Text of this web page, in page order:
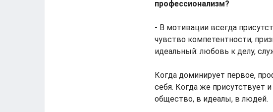
профессионализм?
- В мотивации всегда
чувство компетентности,
идеальный: любовь к делу,
Когда доминирует первое,
себя. Когда же присутствует
общество, в идеалы, в людей.